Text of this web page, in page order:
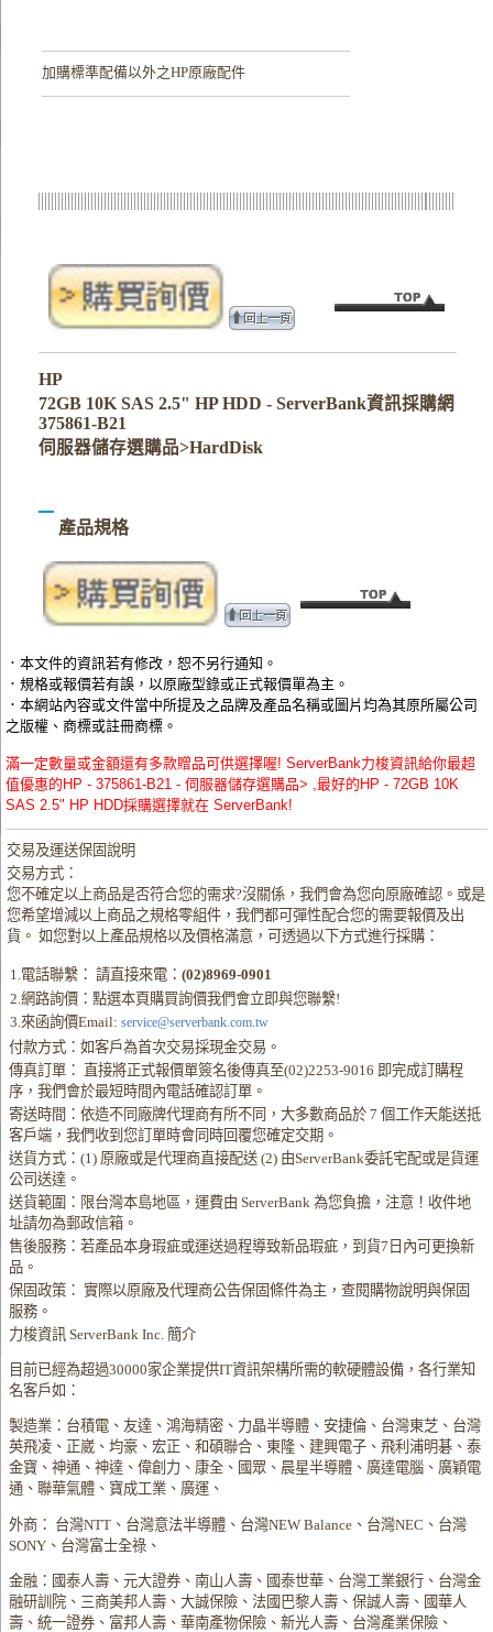
加購標準配備以外之HP原廠配件
HP
72GB 10K SAS 2.5" HP HDD - ServerBank資訊採購網
375861-B21
伺服器儲存選購品>HardDisk
產品規格
．本文件的資訊若有修改，恕不另行通知。
．規格或報價若有誤，以原廠型錄或正式報價單為主。
．本網站內容或文件當中所提及之品牌及產品名稱或圖片均為其原所屬公司
之版權、商標或註冊商標。
滿一定數量或金額還有多款贈品可供選擇喔! ServerBank力梭資訊給你最超
值優惠的HP - 375861-B21 - 伺服器儲存選購品> ,最好的HP - 72GB 10K
SAS 2.5" HP HDD採購選擇就在 ServerBank!
交易及運送保固說明
交易方式：
您不確定以上商品是否符合您的需求?沒關係，我們會為您向原廠確認。或是
您希望增減以上商品之規格零組件，我們都可彈性配合您的需要報價及出
貨。 如您對以上產品規格以及價格滿意，可透過以下方式進行採購：
1.電話聯繫： 請直接來電：(02)8969-0901
2.網路詢價：點選本頁購買詢價我們會立即與您聯繫!
3.來函詢價Email: service@serverbank.com.tw
付款方式：如客戶為首次交易採現金交易。
傳真訂單： 直接將正式報價單簽名後傳真至(02)2253-9016 即完成訂購程
序，我們會於最短時間內電話確認訂單。
寄送時間：依造不同廠牌代理商有所不同，大多數商品於 7 個工作天能送抵
客戶端，我們收到您訂單時會同時回覆您確定交期。
送貨方式：(1) 原廠或是代理商直接配送 (2) 由ServerBank委託宅配或是貨運
公司送達。
送貨範圍：限台灣本島地區，運費由 ServerBank 為您負擔，注意！收件地
址請勿為郵政信箱。
售後服務：若產品本身瑕疵或運送過程導致新品瑕疵，到貨7日內可更換新
品。
保固政策： 實際以原廠及代理商公告保固條件為主，查閱購物說明與保固
服務。
力梭資訊 ServerBank Inc. 簡介
目前已經為超過30000家企業提供IT資訊架構所需的軟硬體設備，各行業知
名客戶如：
製造業：台積電、友達、鴻海精密、力晶半導體、安捷倫、台灣東芝、台灣
英飛凌、正崴、均豪、宏正、和碩聯合、東隆、建興電子、飛利浦明碁、泰
金寶、神通、神達、偉創力、康全、國眾、晨星半導體、廣達電腦、廣穎電
通、聯華氣體、寶成工業、廣運、
外商： 台灣NTT、台灣意法半導體、台灣NEW Balance、台灣NEC、台灣
SONY、台灣富士全祿、
金融：國泰人壽、元大證券、南山人壽、國泰世華、台灣工業銀行、台灣金
融研訓院、三商美邦人壽、大誠保險、法國巴黎人壽、保誠人壽、國華人
壽、統一證券、富邦人壽、華南產物保險、新光人壽、台灣產業保險、